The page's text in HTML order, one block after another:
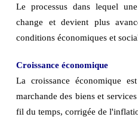
Le processus dans lequel
change et devient plus
conditions économiques et
Croissance économique
La croissance économique
marchande des biens et
fil du temps, corrigée de